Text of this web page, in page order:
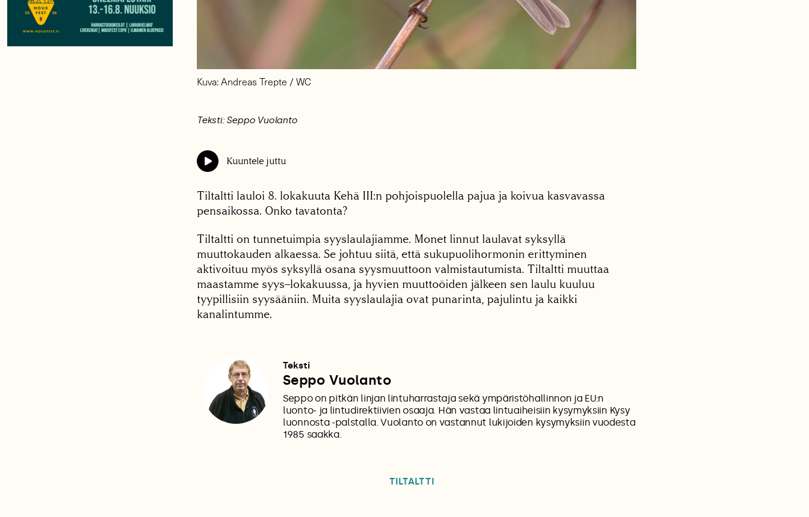
Kuva: Andreas Trepte / WC
Teksti: Seppo Vuolanto
Kuuntele juttu
Tiltaltti lauloi 8. lokakuuta Kehä III:n pohjoispuolella pajua ja koivua kasvavassa
pensaikossa. Onko tavatonta?
Tiltaltti on tunnetuimpia syyslaulajiamme. Monet linnut laulavat syksyllä
muuttokauden alkaessa. Se johtuu siitä, että sukupuolihormonin erittyminen
aktivoituu myös syksyllä osana syysmuuttoon valmistautumista. Tiltaltti muuttaa
maastamme syys–lokakuussa, ja hyvien muuttoöiden jälkeen sen laulu kuuluu
tyypillisiin syysääniin. Muita syyslaulajia ovat punarinta, pajulintu ja kaikki
kanalintumme.
Teksti
Seppo Vuolanto
Seppo on pitkän linjan lintuharrastaja sekä ympäristöhallinnon ja EU:n
luonto- ja lintudirektiivien osaaja. Hän vastaa lintuaiheisiin kysymyksiin Kysy
luonnosta -palstalla. Vuolanto on vastannut lukijoiden kysymyksiin vuodesta
1985 saakka.
TILTALTTI